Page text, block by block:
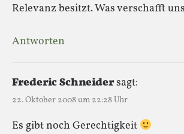
Relevanz besitzt. Was verschafft
Antworten
Frederic Schneidersagt:
22. Oktober 2008 um 22:28 Uhr
Es gibt noch Gerechtigkeit